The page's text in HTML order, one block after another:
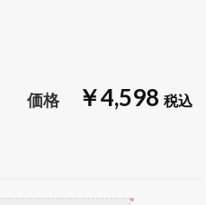
￥4,598